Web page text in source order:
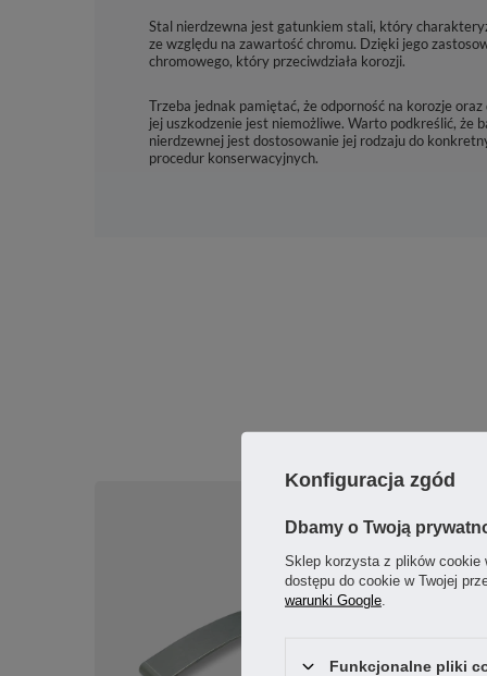
Stal nierdzewna jest gatunkiem stali, który
ze względu na zawartość chromu. Dzięki jego
chromowego, który przeciwdziała korozji.
Trzeba jednak pamiętać, że odporność na korozje
jej uszkodzenie jest niemożliwe. Warto podkreślić, że
nierdzewnej jest dostosowanie jej rodzaju do
procedur konserwacyjnych.
Konfiguracja zgód
Dbamy o Twoją
Sklep korzysta z plików cookie
dostępu do cookie w Twojej
warunki Google
Funkcjonalne pliki